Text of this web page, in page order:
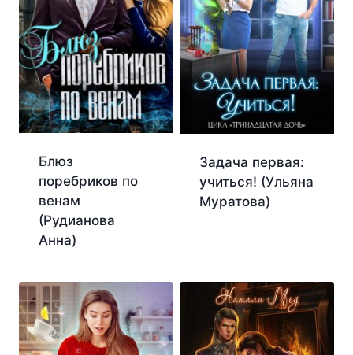
Блюз
поребриков по
венам
(Рудианова
Анна)
Задача первая:
учиться! (Ульяна
Муратова)